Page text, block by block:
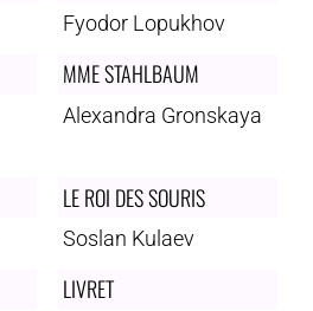
Fyodor Lopukhov
MME STAHLBAUM
Alexandra Gronskaya
LE ROI DES SOURIS
Soslan Kulaev
LIVRET